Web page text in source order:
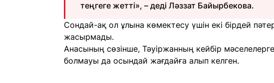
теңгеге жетті», – деді Ләззат Байырбекова.
Сондай-ақ ол ұлына көмектесу үшін екі бірдей
жасырмады.
Анасының сөзінше, Тәуіржанның кейбір
болмауы да осындай жағдайға алып келген.